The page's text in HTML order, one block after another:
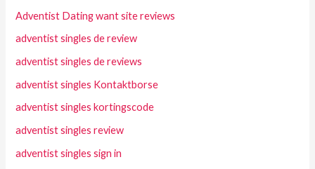
Adventist Dating want site reviews
adventist singles de review
adventist singles de reviews
adventist singles Kontaktborse
adventist singles kortingscode
adventist singles review
adventist singles sign in